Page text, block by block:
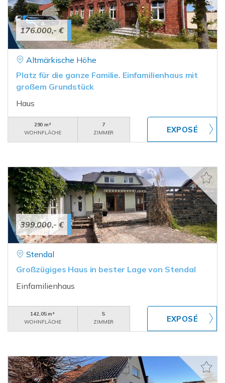
176.000,- €
Altmärkische Höhe
Platz für die ganze Familie. Einfamilienhaus mit
großem Grundstück
Haus
290 m²
WOHNFLÄCHE
7
ZIMMER
399.000,- €
Stendal
Großzügiges Haus in bester Lage von Stendal
Einfamilienhaus
142,05 m²
WOHNFLÄCHE
5
ZIMMER